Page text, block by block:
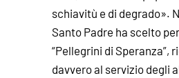
schiavitù e di degrado».
Santo Padre ha scelto
“Pellegrini di Speranza”,
davvero al servizio degli